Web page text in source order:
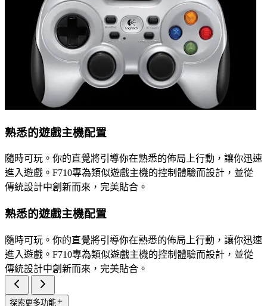
熟悉的遊戲主機配置
隨時可玩。你的直覺將引導你在熟悉的佈局上行動，讓你迅速
進入遊戲。F710專為類似遊戲主機的控制體驗而設計，並從
傳統設計中創新而來，完美貼合。
熟悉的遊戲主機配置
隨時可玩。你的直覺將引導你在熟悉的佈局上行動，讓你迅速
進入遊戲。F710專為類似遊戲主機的控制體驗而設計，並從
傳統設計中創新而來，完美貼合。
探索更多功能